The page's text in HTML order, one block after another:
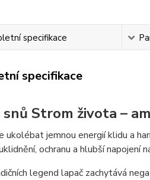
specifikace
specifikace
snů Strom života –
ukolébat jemnou energií klidu a
ochranu a hlubší napojení
legend lapač zachytává